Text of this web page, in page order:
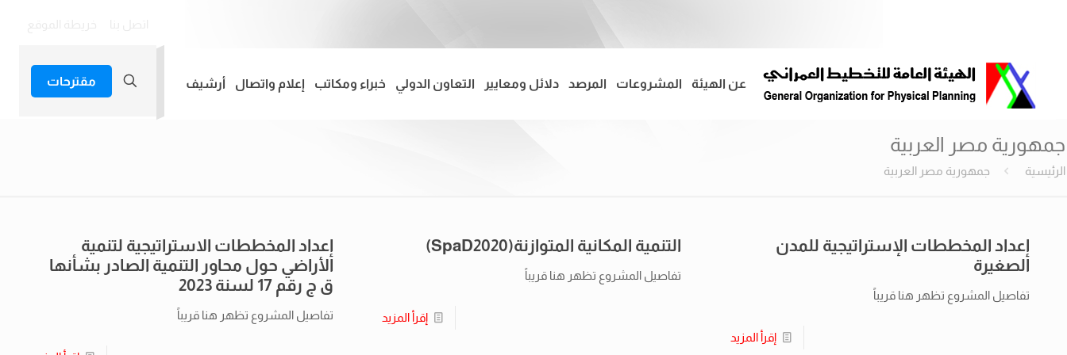
عن الهيئة المشروعات المرصد دلائل ومعايير التعاون الدولي خبراء ومكاتب إعلام واتصال أرشيف مقترحات
جمهورية مصر العربية
الرئيسية جمهورية مصر العربية
إعداد المخططات الإستراتيجية للمدن
الصغيرة
تفاصيل المشروع تظهر هنا قريباً
إقرأ المزيد
التنمية المكانية المتوازنة(SpaD2020)
تفاصيل المشروع تظهر هنا قريباً
إقرأ المزيد
إعداد المخططات الاستراتيجية لتنمية
الأراضي حول محاور التنمية الصادر بشأنها
ق ج رقم 17 لسنة 2023
تفاصيل المشروع تظهر هنا قريباً